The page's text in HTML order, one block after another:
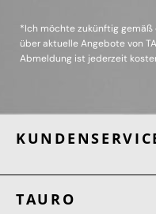
*Ich möchte zukünftig gemäß
über aktuelle Angebote von
Abmeldung ist jederzeit
TAURO